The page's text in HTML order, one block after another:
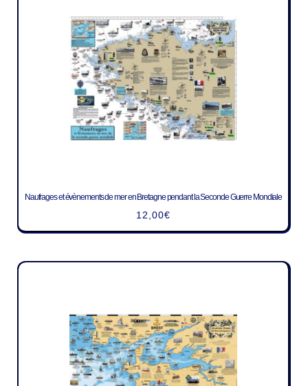
Naufrages et évènements de mer en Bretagne pendant la Seconde Guerre Mondiale
12,00€